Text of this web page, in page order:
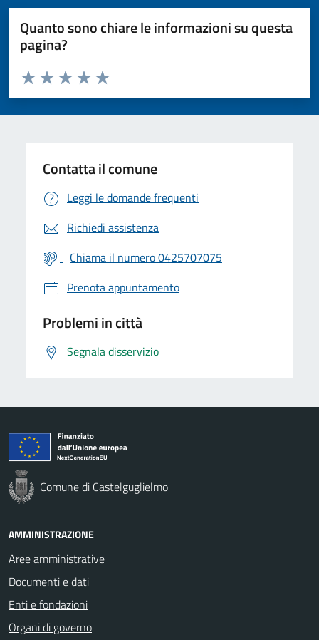
Quanto sono chiare le informazioni su questa
pagina?
Valuta da 1 a 5 stelle la pagina
Valuta 5 stelle su 5
Valuta 4 stelle su 5
Valuta 3 stelle su 5
Valuta 2 stelle su 5
Valuta 1 stelle su 5
Contatta il comune
Leggi le domande frequenti
Richiedi assistenza
Chiama il numero 0425707075
Prenota appuntamento
Problemi in città
Segnala disservizio
Comune di Castelguglielmo
AMMINISTRAZIONE
Aree amministrative
Documenti e dati
Enti e fondazioni
Organi di governo